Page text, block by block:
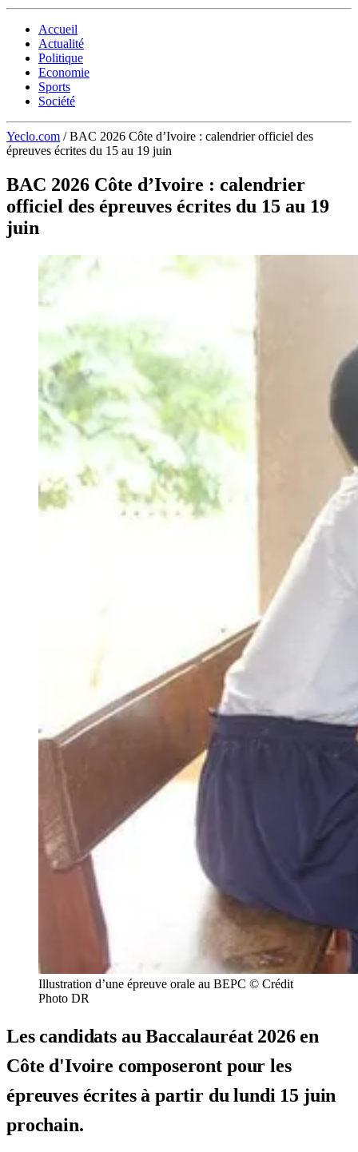
Accueil
Actualité
Politique
Economie
Sports
Société
Yeclo.com / BAC 2026 Côte d’Ivoire : calendrier officiel des
épreuves écrites du 15 au 19 juin
BAC 2026 Côte d’Ivoire : calendrier
officiel des épreuves écrites du 15 au 19
juin
Illustration d’une épreuve orale au BEPC © Crédit
Photo DR
Les candidats au Baccalauréat 2026 en
Côte d'Ivoire composeront pour les
épreuves écrites à partir du lundi 15 juin
prochain.